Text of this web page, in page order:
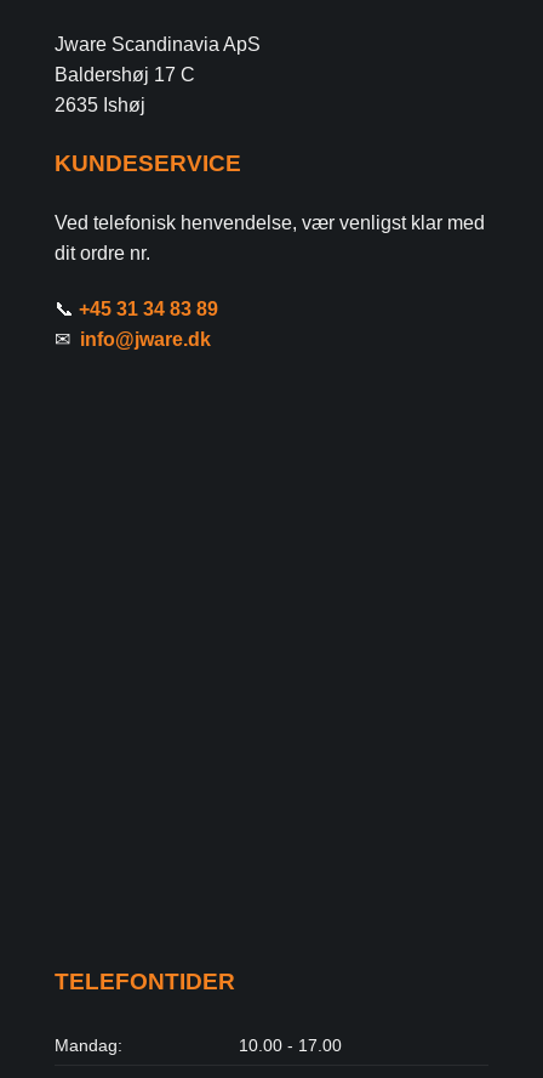
Jware Scandinavia ApS
Baldershøj 17 C
2635 Ishøj
KUNDESERVICE
Ved telefonisk henvendelse, vær venligst klar med
dit ordre nr.
📞 +45 31 34 83 89
✉ info@jware.dk
TELEFONTIDER
Mandag: 10.00 - 17.00